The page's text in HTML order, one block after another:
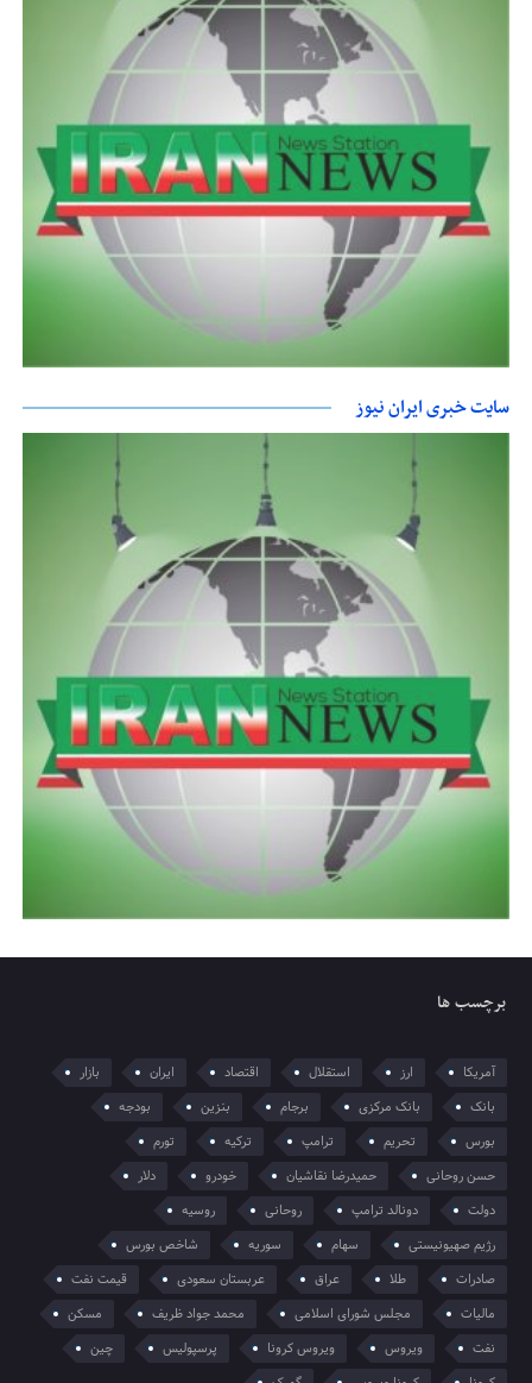
سایت خبری ایران نیوز
برچسب ها
آمریکا ارز استقلال اقتصاد ایران
بازار
بانک
بانک مرکزی برجام بنزین
بودجه
بورس
تحریم ترامپ ترکیه
تورم
حسن روحانی
حمیدرضا نقاشیان خودرو
دلار
دولت
دونالد ترامپ روحانی
روسیه
رژیم صهیونیستی
سهام سوریه
شاخص بورس
صادرات
طلا عراق عربستان سعودی
قیمت نفت
مالیات
مجلس شورای اسلامی محمد جواد ظریف
مسکن
نفت
ویروس ویروس کرونا پرسپولیس
چین